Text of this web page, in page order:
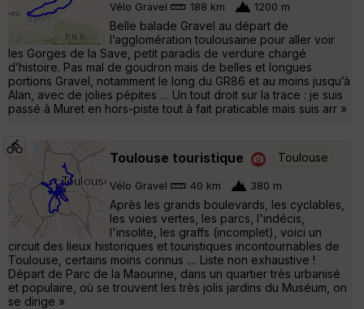
Vélo Gravel 188 km 1200 m
Belle balade Gravel au départ de
l’agglomération toulousaine pour aller voir
les Gorges de la Save, petit paradis de verdure chargé
d’histoire. Pas mal de goudron mais de belles et longues
portions Gravel, notamment le long du GR86 et au moins jusqu’à
Alan, avec de jolies pépites … Un tout droit sur la trace : je suis
passé à Muret en hors-piste tout à fait praticable mais suis arr »
Toulouse touristique Toulouse
Vélo Gravel 40 km 380 m
Après les grands boulevards, les cyclables,
les voies vertes, les parcs, l'indécis,
l'insolite, les graffs (incomplet), voici un
circuit des lieux historiques et touristiques incontournables de
Toulouse, certains moins connus .... Liste non exhaustive !
Départ de Parc de la Maourine, dans un quartier très urbanisé
et populaire, où se trouvent les très jolis jardins du Muséum, on
se dirige »